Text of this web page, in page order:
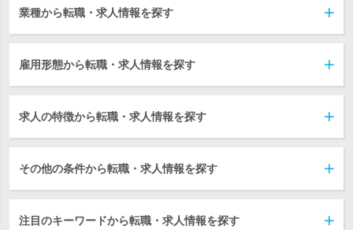
業種から転職・求人情報を探す
雇用形態から転職・求人情報を探す
求人の特徴から転職・求人情報を探す
その他の条件から転職・求人情報を探す
注目のキーワードから転職・求人情報を探す